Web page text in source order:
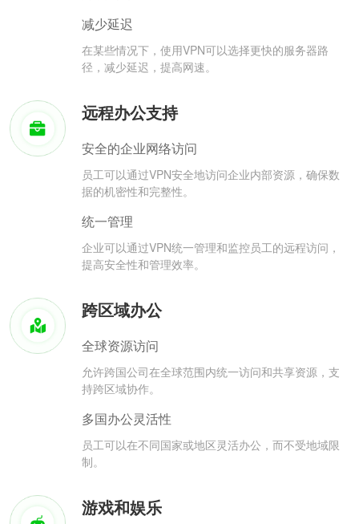
减少延迟
在某些情况下，使用VPN可以选择更快的服务器路
径，减少延迟，提高网速。
远程办公支持
安全的企业网络访问
员工可以通过VPN安全地访问企业内部资源，确保数
据的机密性和完整性。
统一管理
企业可以通过VPN统一管理和监控员工的远程访问，
提高安全性和管理效率。
跨区域办公
全球资源访问
允许跨国公司在全球范围内统一访问和共享资源，支
持跨区域协作。
多国办公灵活性
员工可以在不同国家或地区灵活办公，而不受地域限
制。
游戏和娱乐